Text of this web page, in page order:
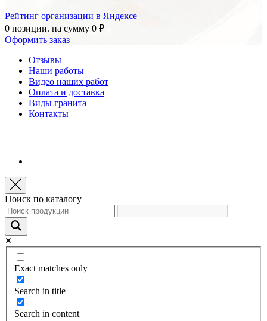
Рейтинг организации в Яндексе
0 позиции. на сумму 0 ₽
Оформить заказ
Отзывы
Наши работы
Видео наших работ
Оплата и доставка
Виды гранита
Контакты
Поиск по каталогу
Exact matches only
Search in title
Search in content